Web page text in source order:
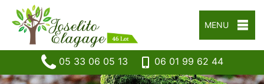
MENU
05 33 06 05 13 06 01 99 62 44